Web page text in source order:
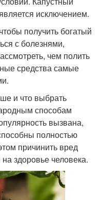
исключением.
получить богатый
с болезнями,
чем полить
средства самые
и что выбрать
способам
вызвана,
полностью
причинить вред
здоровье человека.